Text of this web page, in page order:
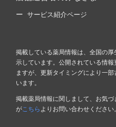
サービス紹介ページ
掲載している薬局情報は、全国の
示しています。公開されている情
ますが、更新タイミングにより一
います。
掲載薬局情報に関しまして、お気
がこちら よりお問い合わせください